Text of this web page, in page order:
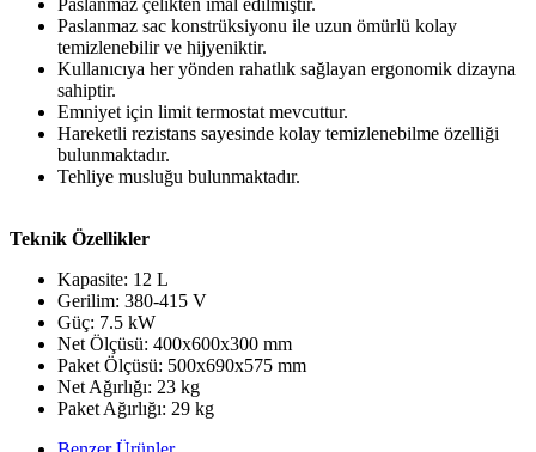
Paslanmaz sac konstrüksiyonu ile uzun ömürlü kolay
temizlenebilir ve hijyeniktir.
Kullanıcıya her yönden rahatlık sağlayan ergonomik dizayna
sahiptir.
Emniyet için limit termostat mevcuttur.
Hareketli rezistans sayesinde kolay temizlenebilme özelliği
bulunmaktadır.
Tehliye musluğu bulunmaktadır.
Teknik Özellikler
Kapasite: 12 L
Gerilim: 380-415 V
Güç: 7.5 kW
Net Ölçüsü: 400x600x300 mm
Paket Ölçüsü: 500x690x575 mm
Net Ağırlığı: 23 kg
Paket Ağırlığı: 29 kg